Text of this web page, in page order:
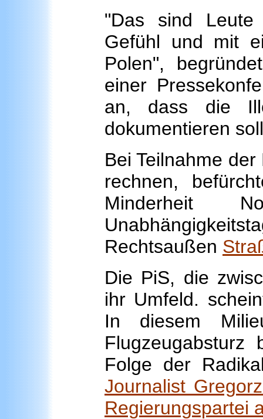
"Das sind Leute
Gefühl und mit
Polen",
einer
an, dass die
dokumentieren
Bei Teilnahme
rechnen,
Minderheit
Rechtsaußen
Die PiS, die
ihr Umfeld.
In diesem
Folge der
Journalist
Regierungspartei